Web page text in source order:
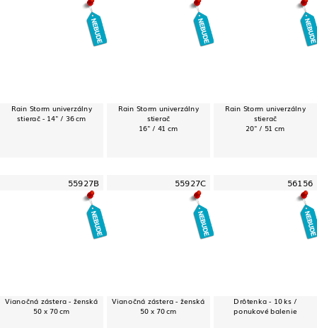
Rain Storm univerzálny
stierač - 14" / 36 cm
Rain Storm univerzálny
stierač
16" / 41 cm
Rain Storm univerzálny
stierač
20" / 51 cm
55927B
Vianočná zástera - ženská
50 x 70 cm
55927C
Vianočná zástera - ženská
50 x 70 cm
56156
Drôtenka - 10 ks /
ponukové balenie